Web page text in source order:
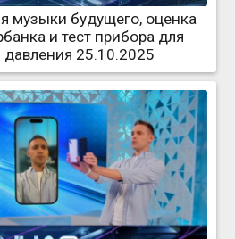
музыки будущего, оценка
и тест прибора для
давления 25.10.2025